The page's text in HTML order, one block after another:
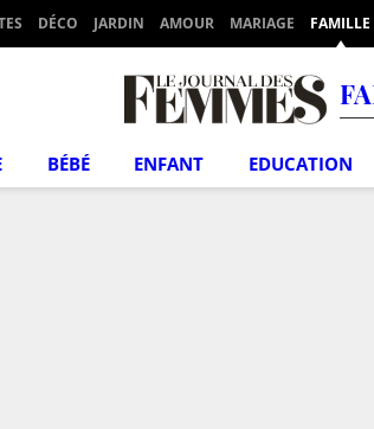
DÉCO JARDIN AMOUR MARIAGE FAMILLE
BÉBÉ ENFANT EDUCATION